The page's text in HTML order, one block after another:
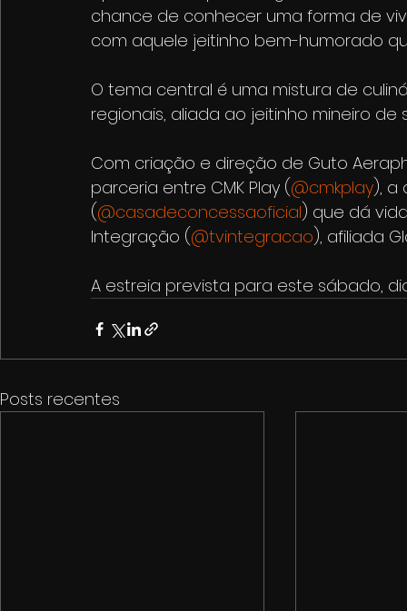
chance de conhecer uma forma de
com aquele jeitinho bem-humorado
O tema central é uma mistura de
regionais, aliada ao jeitinho mineiro de
Com criação e direção de Guto
parceria entre CMK Play (@cmkplay), a
(@casadeconcessaoficial) que dá
Integração (@tvintegracao), afiliada
A estreia prevista para este sábado,
Posts recentes